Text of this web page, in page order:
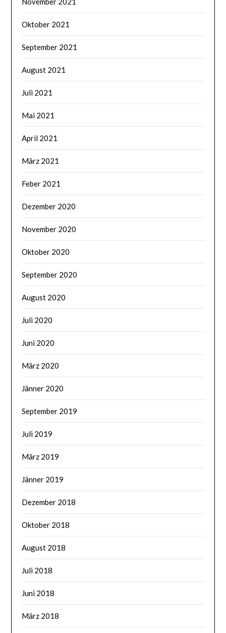
Oktober 2021
September 2021
August 2021
Juli 2021
Mai 2021
April 2021
März 2021
Feber 2021
Dezember 2020
November 2020
Oktober 2020
September 2020
August 2020
Juli 2020
Juni 2020
März 2020
Jänner 2020
September 2019
Juli 2019
März 2019
Jänner 2019
Dezember 2018
Oktober 2018
August 2018
Juli 2018
Juni 2018
März 2018